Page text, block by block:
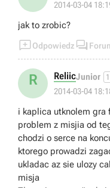
2014-03-04
jak to zrobic?
Odpowiedz 
R ReliicJunior 1
2014-03-04
i kaplica utknolem gra
problem z misjia od
chodzi o serce na
ktorego prowadzi
ukladac az sie ulozy
misja